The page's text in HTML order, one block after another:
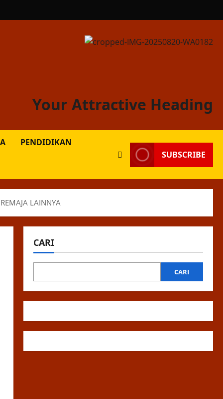
Your Attractive Heading
PENDIDIKAN
SUBSCRIBE
LAINNYA
CARI
CARI